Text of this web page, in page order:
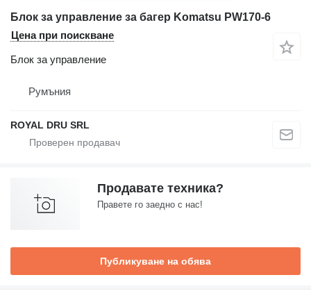
Блок за управление за багер Komatsu PW170-6
Цена при поискване
Блок за управление
Румъния
ROYAL DRU SRL
Продавате техника?
Правете го заедно с нас!
Публикуване на обява